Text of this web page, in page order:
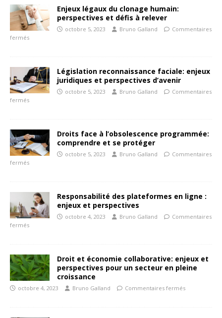
Enjeux légaux du clonage humain:
perspectives et défis à relever
octobre 5, 2023 Bruno Galland
Commentaires
fermés
Législation reconnaissance faciale: enjeux
juridiques et perspectives d’avenir
octobre 5, 2023 Bruno Galland
Commentaires
fermés
Droits face à l’obsolescence programmée:
comprendre et se protéger
octobre 5, 2023 Bruno Galland
Commentaires
fermés
Responsabilité des plateformes en ligne :
enjeux et perspectives
octobre 4, 2023 Bruno Galland
Commentaires
fermés
Droit et économie collaborative: enjeux et
perspectives pour un secteur en pleine
croissance
octobre 4, 2023 Bruno Galland Commentaires fermés